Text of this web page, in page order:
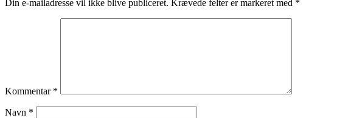
Din e-mailadresse vil ikke blive publiceret. Krævede felter er markeret med *
Kommentar *
Navn *